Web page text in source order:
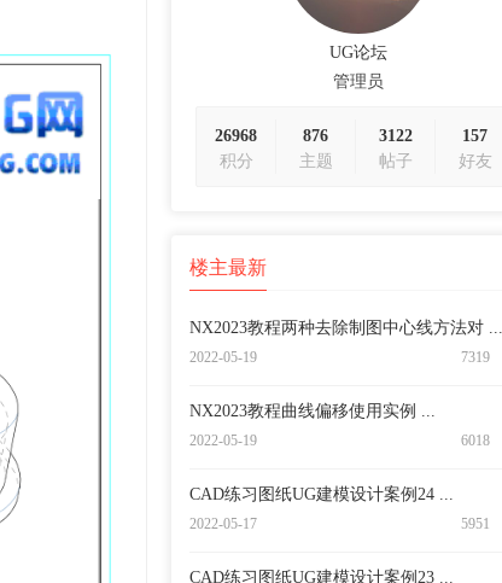
UG论坛
管理员
26968
积分
876
主题
3122
帖子
157
好友
楼主最新
NX2023教程两种去除制图中心线方法对 ...
2022-05-19 7319
NX2023教程曲线偏移使用实例 ...
2022-05-19 6018
CAD练习图纸UG建模设计案例24 ...
2022-05-17 5951
CAD练习图纸UG建模设计案例23 ...